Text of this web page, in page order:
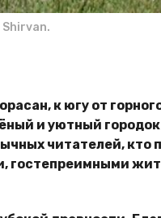
к югу от
и уютный
читателей, кто
гостепреимными